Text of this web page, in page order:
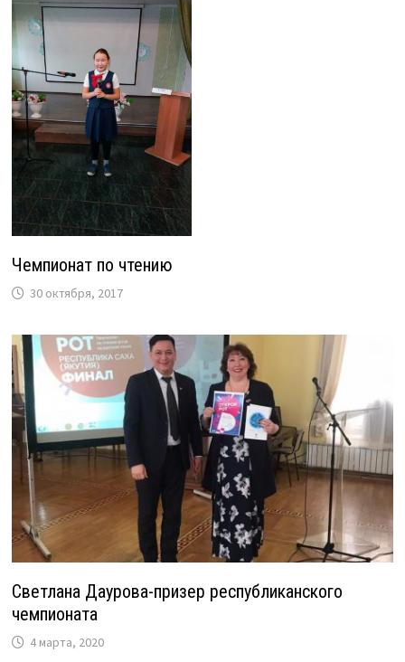
Чемпионат по чтению
30 октября, 2017
Светлана Даурова-призер республиканского
чемпионата
4 марта, 2020